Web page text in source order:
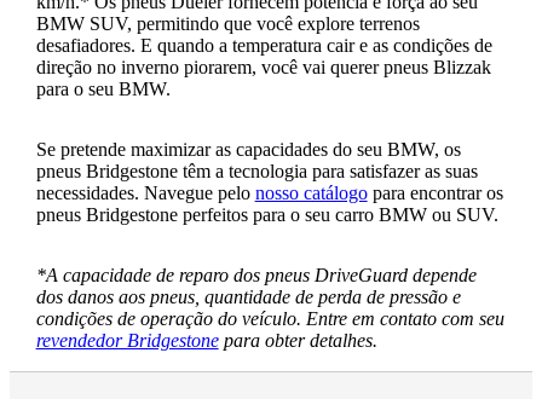
BMW SUV, permitindo que você explore terrenos
desafiadores. E quando a temperatura cair e as condições de
direção no inverno piorarem, você vai querer pneus Blizzak
para o seu BMW.
Se pretende maximizar as capacidades do seu BMW, os
pneus Bridgestone têm a tecnologia para satisfazer as suas
necessidades. Navegue pelo nosso catálogopara encontrar os
pneus Bridgestone perfeitos para o seu carro BMW ou SUV.
*A capacidade de reparo dos pneus DriveGuard depende
dos danos aos pneus, quantidade de perda de pressão e
condições de operação do veículo. Entre em contato com seu
revendedor Bridgestonepara obter detalhes.